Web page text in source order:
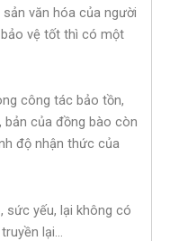
văn hóa của người
vệ tốt thì có một
công tác bảo tồn,
bản của đồng bào còn
độ nhận thức của
sức yếu, lại không có
lại…